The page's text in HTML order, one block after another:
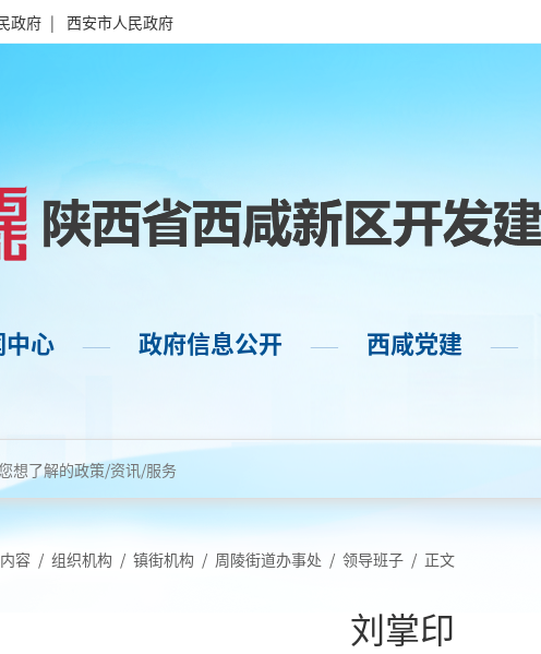
政府 | 西安市人民政府
心 —— 政府信息公开 —— 西咸党建 ——
容 / 组织机构 / 镇街机构 / 周陵街道办事处 / 领导班子 / 正文
刘掌印